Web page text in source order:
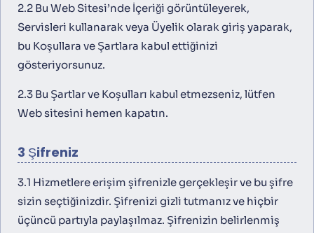
2.2 Bu Web Sitesi’nde İçeriği görüntüleyerek,
Servisleri kullanarak veya Üyelik olarak giriş yaparak,
bu Koşullara ve Şartlara kabul ettiğinizi
gösteriyorsunuz.
2.3 Bu Şartlar ve Koşulları kabul etmezseniz, lütfen
Web sitesini hemen kapatın.
3 Şifreniz
3.1 Hizmetlere erişim şifrenizle gerçekleşir ve bu şifre
sizin seçtiğinizdir. Şifrenizi gizli tutmanız ve hiçbir
üçüncü partıyla paylaşılmaz. Şifrenizin belirlenmiş